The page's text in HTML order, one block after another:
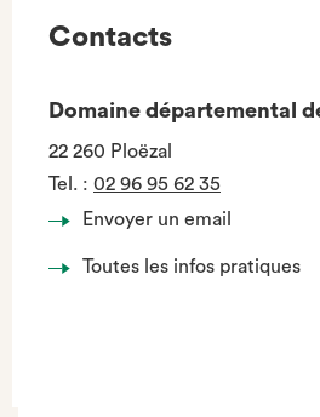
Contacts
Domaine départemental
22 260 Ploëzal
Tel. : 02 96 95 62 35
Envoyer un email
Toutes les infos pratiques